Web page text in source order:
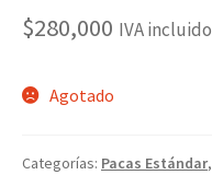
$280,000 IVA incluido
Agotado
Categorías: Pacas Estándar,